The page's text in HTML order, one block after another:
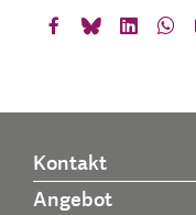
Kontakt
Angebot